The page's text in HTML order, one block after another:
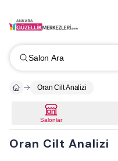
Salon Ara
Oran Cilt Analizi
Salonlar
Oran Cilt Analizi